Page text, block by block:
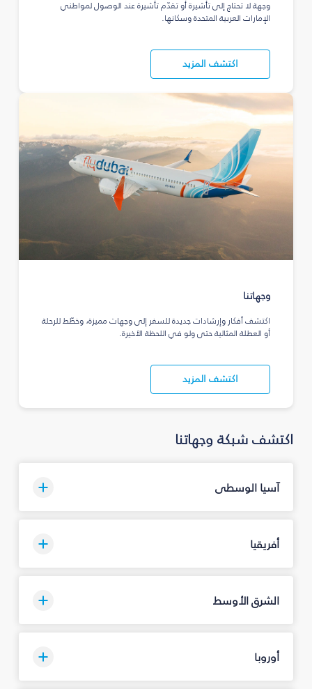
وجهة لا تحتاج إلى تأشيرة أو تقدّم تأشيرة عند الوصول لمواطني
الإمارات العربية المتحدة وسكانها.
اكتشف المزيد
وجهاتنا
اكتشف أفكار وإرشادات جديدة للسفر إلى وجهات مميزة، وخطّط للرحلة
أو العطلة المثالية حتى ولو في اللحظة الأخيرة.
اكتشف المزيد
اكتشف شبكة وجهاتنا
آسيا الوسطى
أفريقيا
الشرق الأوسط
أوروبا